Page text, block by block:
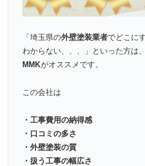
「埼玉県の外壁塗装業者でどこに
わからない、、、」といった方は、
MMKがオススメです。
この会社は
・工事費用の納得感
・口コミの多さ
・外壁塗装の質
・扱う工事の幅広さ